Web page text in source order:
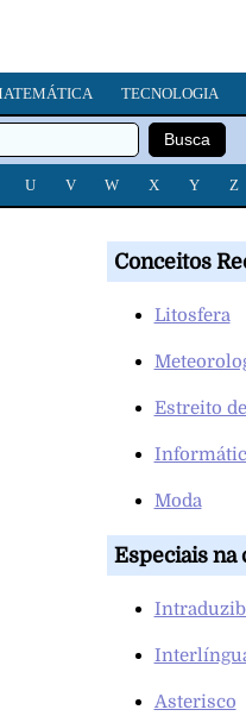
TECNOLOGIA
U V W X Y Z
Conceitos
Litosfera
Estreito
Moda
Especiais na
Asterisco